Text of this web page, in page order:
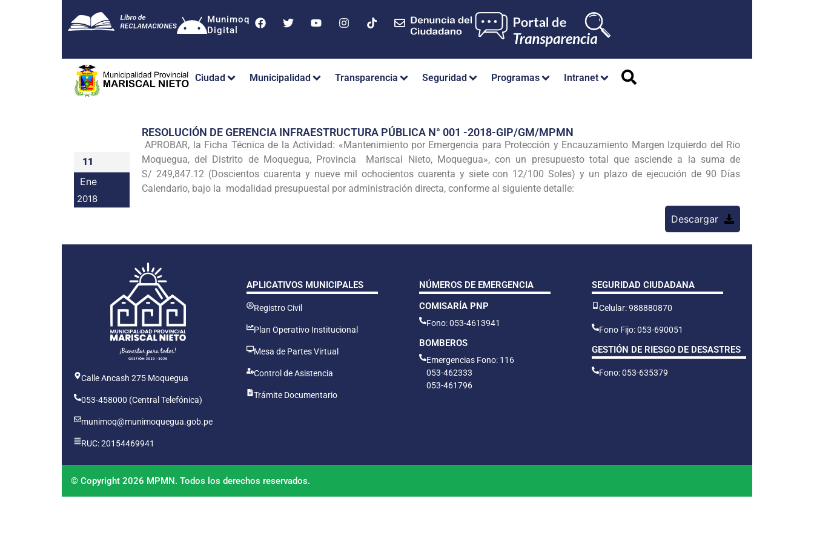
Munimoq
Digital
Ciudad Municipalidad Transparencia Seguridad Programas Intranet
11
Ene
2018
RESOLUCIÓN DE GERENCIA INFRAESTRUCTURA PÚBLICA N° 001 -2018-GIP/GM/MPMN
APROBAR, la Ficha Técnica de la Actividad: «Mantenimiento por Emergencia para Protección y Encauzamiento Margen Izquierdo del Rio
Moquegua, del Distrito de Moquegua, Provincia Mariscal Nieto, Moquegua», con un presupuesto total que asciende a la suma de
S/ 249,847.12 (Doscientos cuarenta y nueve mil ochocientos cuarenta y siete con 12/100 Soles) y un plazo de ejecución de 90 Días
Calendario, bajo la modalidad presupuestal por administración directa, conforme al siguiente detalle:
Descargar
Calle Ancash 275 Moquegua
053-458000 (Central Telefónica)
munimoq@munimoquegua.gob.pe
RUC: 20154469941
APLICATIVOS MUNICIPALES
Registro Civil
Plan Operativo Institucional
Mesa de Partes Virtual
Control de Asistencia
Trámite Documentario
NÚMEROS DE EMERGENCIA
COMISARÍA PNP
Fono: 053-4613941
BOMBEROS
Emergencias Fono: 116
053-462333
053-461796
SEGURIDAD CIUDADANA
Celular: 988880870
Fono Fijo: 053-690051
GESTIÓN DE RIESGO DE DESASTRES
Fono: 053-635379
© Copyright 2026 MPMN. Todos los derechos reservados.